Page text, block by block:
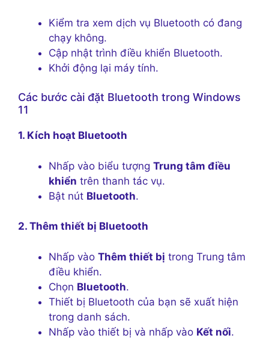
Kiểm tra xem dịch vụ Bluetooth có đang
chạy không.
Cập nhật trình điều khiển Bluetooth.
Khởi động lại máy tính.
Các bước cài đặt Bluetooth trong Windows
11
1. Kích hoạt Bluetooth
Nhấp vào biểu tượng Trung tâm điều
khiển trên thanh tác vụ.
Bật nút Bluetooth.
2. Thêm thiết bị Bluetooth
Nhấp vào Thêm thiết bị trong Trung tâm
điều khiển.
Chọn Bluetooth.
Thiết bị Bluetooth của bạn sẽ xuất hiện
trong danh sách.
Nhấp vào thiết bị và nhấp vào Kết nối.